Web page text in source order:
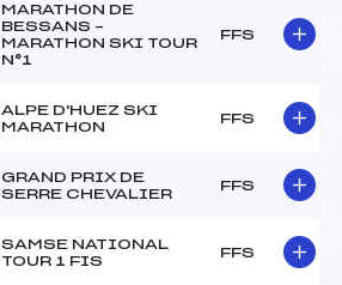
MARATHON DE
BESSANS –
MARATHON SKI TOUR
N°1
FFS
ALPE D'HUEZ SKI
MARATHON
FFS
GRAND PRIX DE
SERRE CHEVALIER
FFS
SAMSE NATIONAL
TOUR 1 FIS
FFS